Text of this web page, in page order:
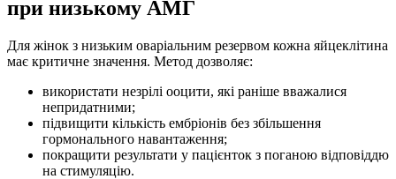
при низькому АМГ
Для жінок з низьким оваріальним резервом кожна яйцеклітина
має критичне значення. Метод дозволяє:
використати незрілі ооцити, які раніше вважалися
непридатними;
підвищити кількість ембріонів без збільшення
гормонального навантаження;
покращити результати у пацієнток з поганою відповіддю
на стимуляцію.